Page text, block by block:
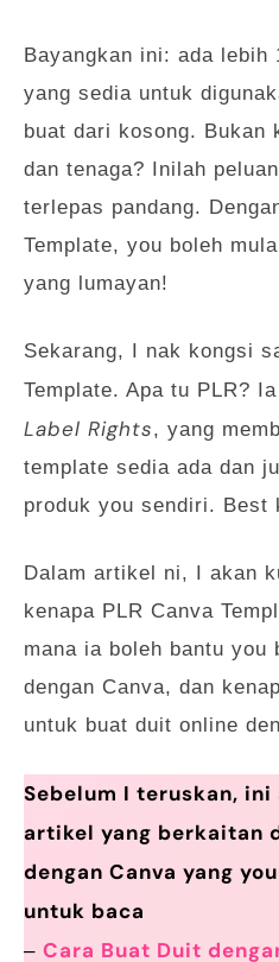
Bayangkan ini: ada lebih
yang sedia untuk
buat dari kosong. Bukan
dan tenaga? Inilah
terlepas pandang.
Template, you boleh
yang lumayan!
Sekarang, I nak kongsi
Template. Apa tu PLR?
Label Rights, yang
template sedia ada dan
produk you sendiri. Best
Dalam artikel ni, I akan
kenapa PLR Canva
mana ia boleh bantu you
dengan Canva, dan
untuk buat duit online
Sebelum I teruskan,
artikel yang berkaitan
dengan Canva yang
untuk baca
– Cara Buat Duit